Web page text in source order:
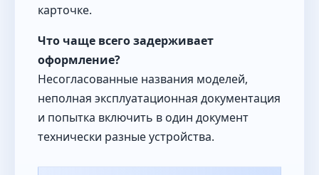
карточке.
Что чаще всего задерживает
оформление?
Несогласованные названия моделей,
неполная эксплуатационная документация
и попытка включить в один документ
технически разные устройства.